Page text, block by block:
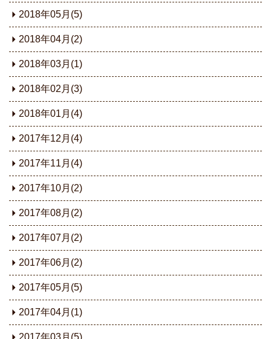
2018年05月(5)
2018年04月(2)
2018年03月(1)
2018年02月(3)
2018年01月(4)
2017年12月(4)
2017年11月(4)
2017年10月(2)
2017年08月(2)
2017年07月(2)
2017年06月(2)
2017年05月(5)
2017年04月(1)
2017年03月(5)